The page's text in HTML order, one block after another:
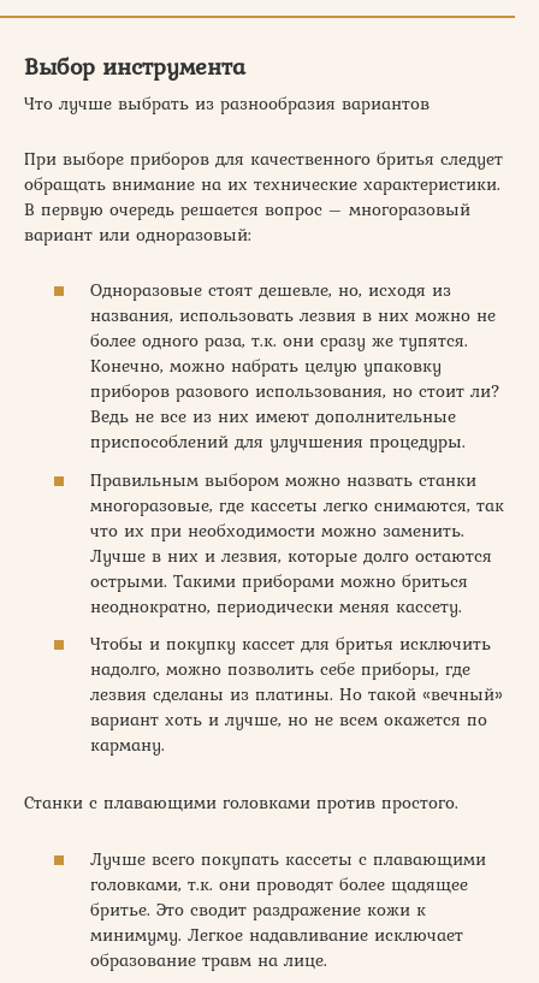
Выбор инструмента
Что лучше выбрать из разнообразия вариантов
При выборе приборов для качественного бритья следует
обращать внимание на их технические характеристики.
В первую очередь решается вопрос – многоразовый
вариант или одноразовый:
Одноразовые стоят дешевле, но, исходя из
названия, использовать лезвия в них можно не
более одного раза, т.к. они сразу же тупятся.
Конечно, можно набрать целую упаковку
приборов разового использования, но стоит ли?
Ведь не все из них имеют дополнительные
приспособлений для улучшения процедуры.
Правильным выбором можно назвать станки
многоразовые, где кассеты легко снимаются, так
что их при необходимости можно заменить.
Лучше в них и лезвия, которые долго остаются
острыми. Такими приборами можно бриться
неоднократно, периодически меняя кассету.
Чтобы и покупку кассет для бритья исключить
надолго, можно позволить себе приборы, где
лезвия сделаны из платины. Но такой «вечный»
вариант хоть и лучше, но не всем окажется по
карману.
Станки с плавающими головками против простого.
Лучше всего покупать кассеты с плавающими
головками, т.к. они проводят более щадящее
бритье. Это сводит раздражение кожи к
минимуму. Легкое надавливание исключает
образование травм на лице.